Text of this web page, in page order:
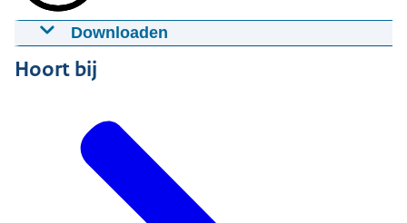
Downloaden
Interview Erik Fledderus
26-02-2024
Hoort bij